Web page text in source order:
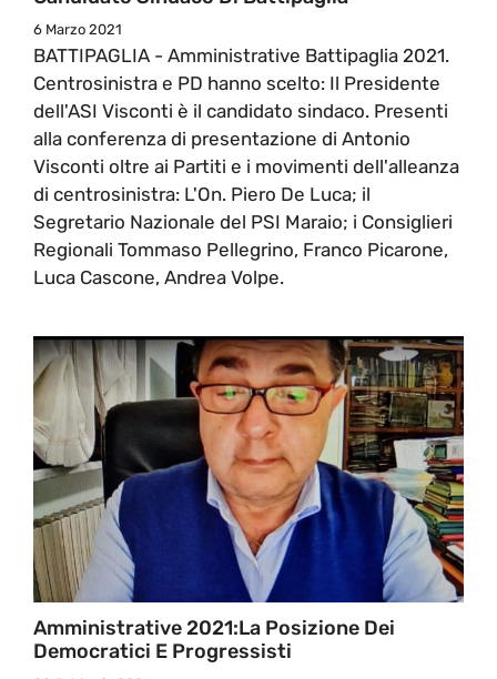
6 Marzo 2021
BATTIPAGLIA - Amministrative Battipaglia 2021.
Centrosinistra e PD hanno scelto: Il Presidente
dell'ASI Visconti è il candidato sindaco. Presenti
alla conferenza di presentazione di Antonio
Visconti oltre ai Partiti e i movimenti dell'alleanza
di centrosinistra: L'On. Piero De Luca; il
Segretario Nazionale del PSI Maraio; i Consiglieri
Regionali Tommaso Pellegrino, Franco Picarone,
Luca Cascone, Andrea Volpe.
Amministrative 2021:La Posizione Dei
Democratici E Progressisti